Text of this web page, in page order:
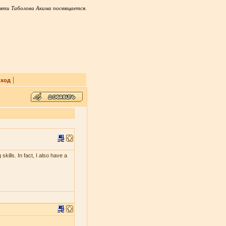
Таболова Акима посвящается.
|
skills. In fact, I also have a